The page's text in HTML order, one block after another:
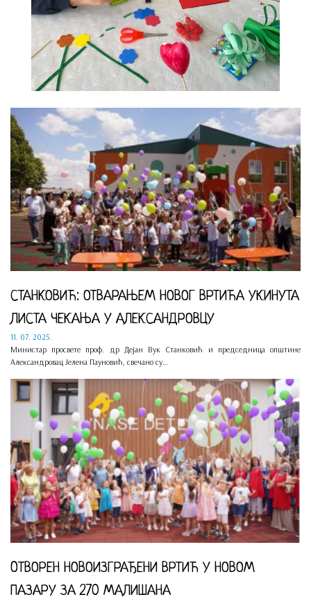
СТАНКОВИЋ: ОТВАРАЊЕМ НОВОГ ВРТИЋА УКИНУТА
ЛИСТА ЧЕКАЊА У АЛЕКСАНДРОВЦУ
11. 07. 2025.
Министар просвете проф. др Дејан Вук Станковић и председница општине
Александровац Јелена Пауновић, свечано су…
OТВОРЕН НОВОИЗГРАЂЕНИ ВРТИЋ У НОВОМ
ПАЗАРУ ЗА 270 МАЛИШАНА